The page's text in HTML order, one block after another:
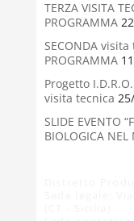
TERZA VISITA
PROGRAMMA
SECONDA visita
PROGRAMMA
Progetto
visita tecnica
SLIDE EVENTO
BIOLOGICA NEL